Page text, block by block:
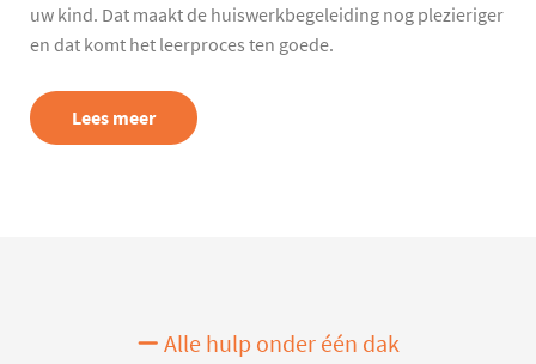
uw kind. Dat maakt de huiswerkbegeleiding nog plezieriger
en dat komt het leerproces ten goede.
Lees meer
Alle hulp onder één dak